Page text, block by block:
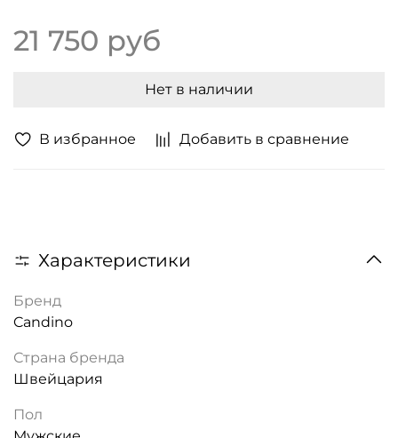
В избранное Добавить в сравнение
21 750 руб
Нет в наличии
Характеристики
Бренд
Candino
Страна бренда
Швейцария
Пол